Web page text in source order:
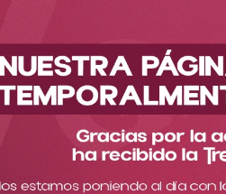
Cuidado de la piel Cuidado facial
Filtrar
producto